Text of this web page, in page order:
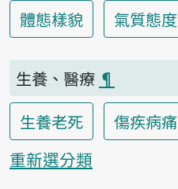
體態樣貌 氣質態度
生養、醫療 ¶
生養老死
傷疾病痛
重新選分類